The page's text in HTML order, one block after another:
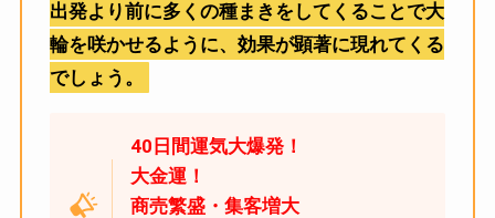
出発より前に多くの種まきをしてくることで大
輪を咲かせるように、効果が顕著に現れてくる
でしょう。
40日間運気大爆発！
大金運！
商売繁盛・集客増大